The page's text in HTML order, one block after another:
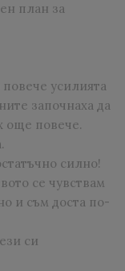
план за
усилията
започнаха да
още повече.
силно!
се чувствам
и съм доста по-
си